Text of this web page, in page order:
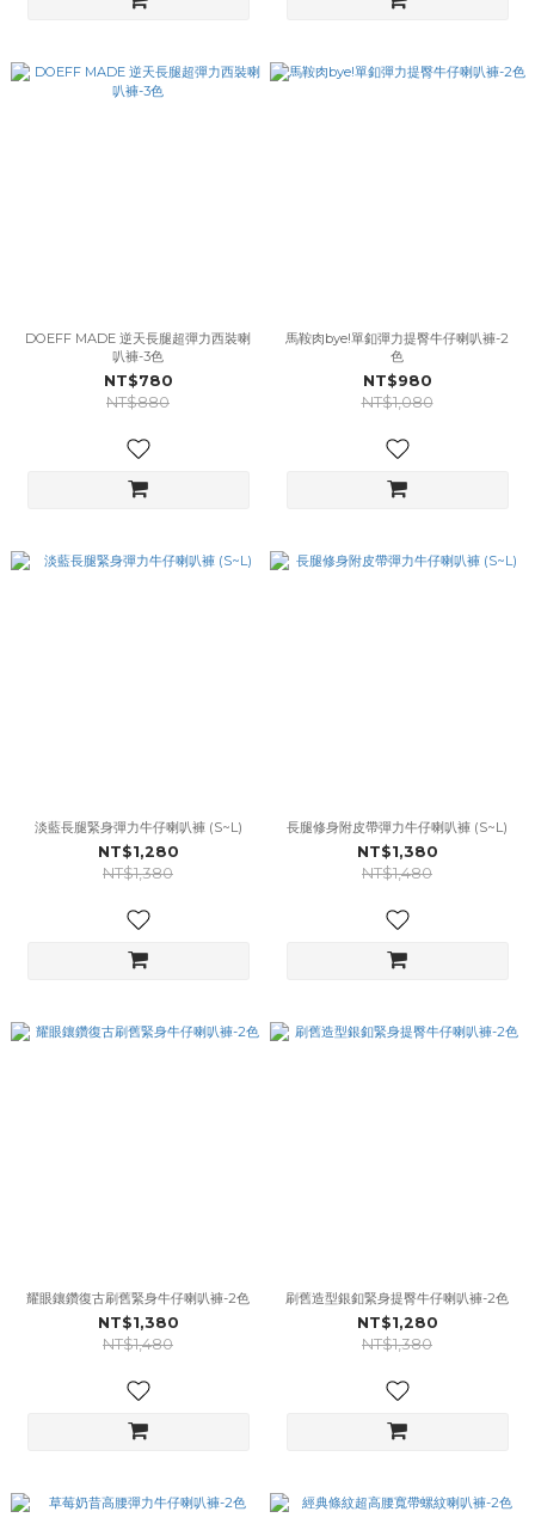
DOEFF MADE 逆天長腿超彈力西裝喇
叭褲-3色
NT$780
NT$880
馬鞍肉bye!單釦彈力提臀牛仔喇叭褲-2
色
NT$980
NT$1,080
淡藍長腿緊身彈力牛仔喇叭褲 (S~L)
NT$1,280
NT$1,380
長腿修身附皮帶彈力牛仔喇叭褲 (S~L)
NT$1,380
NT$1,480
耀眼鑲鑽復古刷舊緊身牛仔喇叭褲-2色
NT$1,380
NT$1,480
刷舊造型銀釦緊身提臀牛仔喇叭褲-2色
NT$1,280
NT$1,380